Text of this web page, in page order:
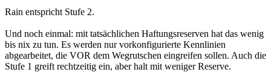
Rain entspricht Stufe 2.
Und noch einmal: mit tatsächlichen Haftungsreserven hat das wenig
bis nix zu tun. Es werden nur vorkonfigurierte Kennlinien
abgearbeitet, die VOR dem Wegrutschen eingreifen sollen. Auch die
Stufe 1 greift rechtzeitig ein, aber halt mit weniger Reserve.